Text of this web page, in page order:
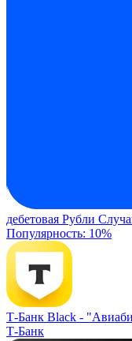
дебетовая Рубли
Популярность: 10%
Т-Банк Black -
Т-Банк